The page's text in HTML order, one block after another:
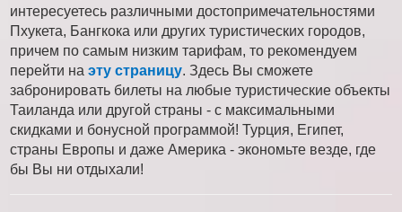
интересуетесь различными достопримечательностями
Пхукета, Бангкока или других туристических городов,
причем по самым низким тарифам, то рекомендуем
перейти на эту страницу. Здесь Вы сможете
забронировать билеты на любые туристические объекты
Таиланда или другой страны - с максимальными
скидками и бонусной программой! Турция, Египет,
страны Европы и даже Америка - экономьте везде, где
бы Вы ни отдыхали!